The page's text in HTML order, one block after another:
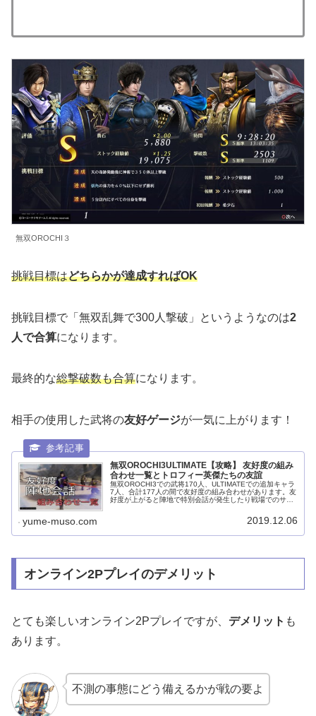
無双OROCHI３
挑戦目標はどちらかが達成すればOK
挑戦目標で「無双乱舞で300人撃破」というようなのは2
人で合算になります。
最終的な総撃破数も合算になります。
相手の使用した武将の友好ゲージが一気に上がります！
無双OROCHI3ULTIMATE【攻略】 友好度の組み
合わせ一覧とトロフィー英傑たちの友誼
無双OROCHI3での武将170人、ULTIMATEでの追加キャラ
7人、合計177人の間で友好度の組み合わせがあります。友
好度が上がると陣地で特別会話が発生したり戦場でのサポ
yume-muso.com 2019.12.06
オンライン2Pプレイのデメリット
とても楽しいオンライン2Pプレイですが、 デメリット も
あります。
不測の事態にどう備えるかが戦の要よ